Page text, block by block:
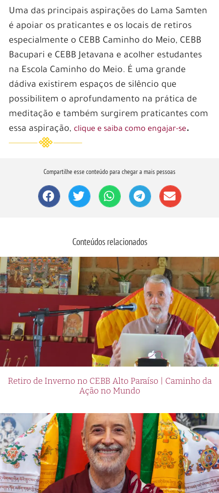
Uma das principais aspirações do Lama Samten
é apoiar os praticantes e os locais de retiros
especialmente o CEBB Caminho do Meio, CEBB
Bacupari e CEBB Jetavana e acolher estudantes
na Escola Caminho do Meio. É uma grande
dádiva existirem espaços de silêncio que
possibilitem o aprofundamento na prática de
meditação e também surgirem praticantes com
essa aspiração, clique e saiba como engajar-se.
Compartilhe esse conteúdo para chegar a mais pessoas
Conteúdos relacionados
Retiro de Inverno no CEBB Alto Paraíso | Caminho da
Ação no Mundo